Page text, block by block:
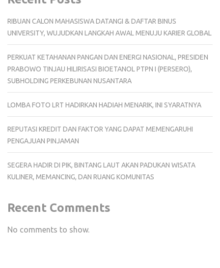
RIBUAN CALON MAHASISWA DATANGI & DAFTAR BINUS
UNIVERSITY, WUJUDKAN LANGKAH AWAL MENUJU KARIER GLOBAL
PERKUAT KETAHANAN PANGAN DAN ENERGI NASIONAL, PRESIDEN
PRABOWO TINJAU HILIRISASI BIOETANOL PTPN I (PERSERO),
SUBHOLDING PERKEBUNAN NUSANTARA
LOMBA FOTO LRT HADIRKAN HADIAH MENARIK, INI SYARATNYA
REPUTASI KREDIT DAN FAKTOR YANG DAPAT MEMENGARUHI
PENGAJUAN PINJAMAN
SEGERA HADIR DI PIK, BINTANG LAUT AKAN PADUKAN WISATA
KULINER, MEMANCING, DAN RUANG KOMUNITAS
Recent Comments
No comments to show.